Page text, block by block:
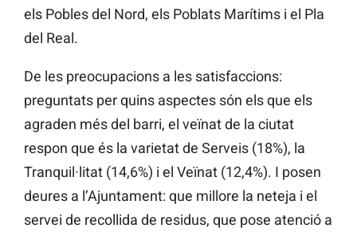
els Pobles del Nord, els Poblats Marítims i el Pla
del Real.
De les preocupacions a les satisfaccions:
preguntats per quins aspectes són els que els
agraden més del barri, el veïnat de la ciutat
respon que és la varietat de Serveis (18%), la
Tranquil·litat (14,6%) i el Veïnat (12,4%). I posen
deures a l’Ajuntament: que millore la neteja i el
servei de recollida de residus, que pose atenció a